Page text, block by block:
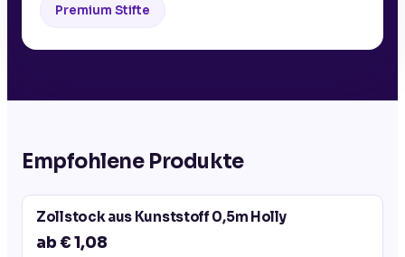
Premium Stifte
Empfohlene Produkte
Zollstock aus Kunststoff 0,5m Holly
ab € 1,08